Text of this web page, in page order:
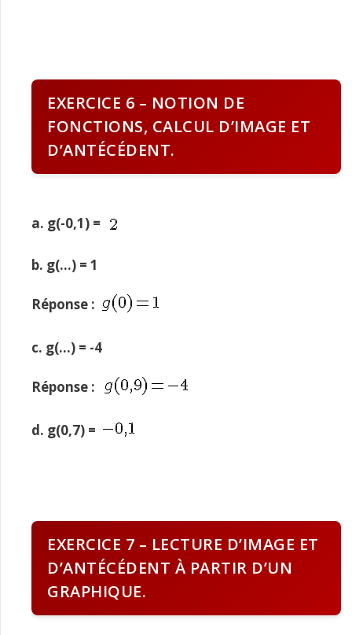
EXERCICE 6 – NOTION DE
FONCTIONS, CALCUL D’IMAGE ET
D’ANTÉCÉDENT.
a. g(-0,1) =
b. g(…) = 1
Réponse :
c. g(…) = -4
Réponse :
d. g(0,7) =
EXERCICE 7 – LECTURE D’IMAGE ET
D’ANTÉCÉDENT À PARTIR D’UN
GRAPHIQUE.